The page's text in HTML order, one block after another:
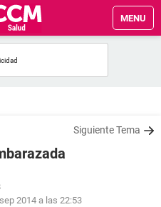
MENU
Siguiente Tema
2014 a las 22:53